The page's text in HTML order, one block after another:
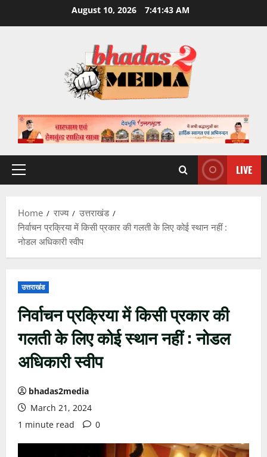
August 10, 2026 7:41:44 AM
Primary
LIVE
Home राज्य
उत्तराखंड
निर्वाचन प्रक्रिया में किसी प्रकार की गलती के लिए कोई स्थान नहीं :
नोडल अधिकारी स्वीप
उत्तराखंड
निर्वाचन प्रक्रिया में किसी प्रकार की
गलती के लिए कोई स्थान नहीं : नोडल
अधिकारी स्वीप
bhadas2media
March 21, 2024
1 minute read
0